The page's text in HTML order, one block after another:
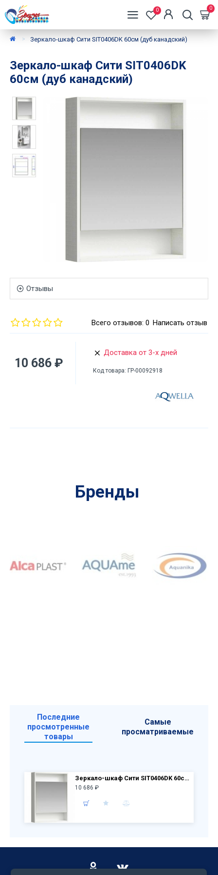
0 0
Зеркало-шкаф Сити SIT0406DK 60см (дуб канадский)
Зеркало-шкаф Сити SIT0406DK
60см (дуб канадский)
Отзывы
Всего отзывов: 0 Написать отзыв
10 686 ₽
Доставка от 3-х дней
Код товара: ГР-00092918
Бренды
Последние
просмотренные
товары
Самые
просматриваемые
Зеркало-шкаф Сити SIT0406DK 60см (дуб канадский)
10 686 ₽